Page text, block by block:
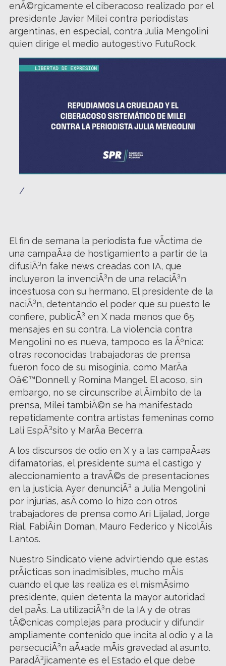
enÃ©rgicamente el ciberacoso realizado por el
presidente Javier Milei contra periodistas
argentinas, en especial, contra Julia Mengolini
quien dirige el medio autogestivo FutuRock.
/
El fin de semana la periodista fue vÃ­ctima de
una campaÃ±a de hostigamiento a partir de la
difusiÃ³n fake news creadas con IA, que
incluyeron la invenciÃ³n de una relaciÃ³n
incestuosa con su hermano. El presidente de la
naciÃ³n, detentando el poder que su puesto le
confiere, publicÃ³ en X nada menos que 65
mensajes en su contra. La violencia contra
Mengolini no es nueva, tampoco es la Ãºnica:
otras reconocidas trabajadoras de prensa
fueron foco de su misoginia, como MarÃ­a
Oâ€™Donnell y Romina Mangel. El acoso, sin
embargo, no se circunscribe al Ã¡mbito de la
prensa, Milei tambiÃ©n se ha manifestado
repetidamente contra artistas femeninas como
Lali EspÃ³sito y MarÃ­a Becerra.
A los discursos de odio en X y a las campaÃ±as
difamatorias, el presidente suma el castigo y
aleccionamiento a travÃ©s de presentaciones
en la justicia. Ayer denunciÃ³ a Julia Mengolini
por injurias, asÃ­ como lo hizo con otros
trabajadores de prensa como Ari Lijalad, Jorge
Rial, FabiÃ¡n Doman, Mauro Federico y NicolÃ¡s
Lantos.
Nuestro Sindicato viene advirtiendo que estas
prÃ¡cticas son inadmisibles, mucho mÃ¡s
cuando el que las realiza es el mismÃ­simo
presidente, quien detenta la mayor autoridad
del paÃ­s. La utilizaciÃ³n de la IA y de otras
tÃ©cnicas complejas para producir y difundir
ampliamente contenido que incita al odio y a la
persecuciÃ³n aÃ±ade mÃ¡s gravedad al asunto.
ParadÃ³jicamente es el Estado el que debe